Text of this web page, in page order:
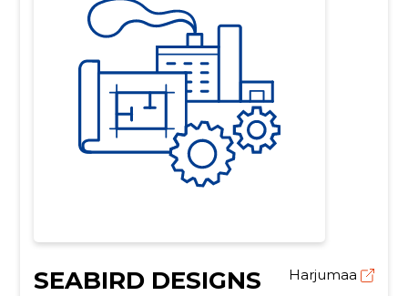
SEABIRD DESIGNS
Harjumaa